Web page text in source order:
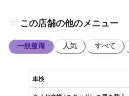
この店舗の他のメニュー
一般整備 人気 すべて
車検